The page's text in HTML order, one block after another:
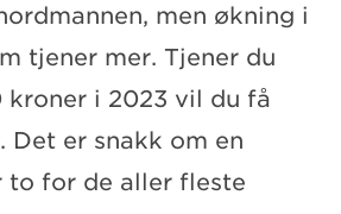
men økning i
tjener mer. Tjener du
kroner i 2023 vil du få
Det er snakk om en
to for de aller fleste